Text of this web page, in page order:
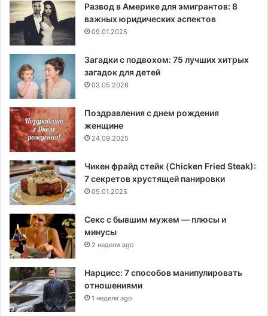
Развод в Америке для эмигрантов: 8
важных юридических аспектов
09.01.2025
Загадки с подвохом: 75 лучших хитрых
загадок для детей
03.05.2026
Поздравления с днем рождения
женщине
24.09.2025
Чикен фрайд стейк (Chicken Fried Steak):
7 секретов хрустящей панировки
05.01.2025
Секс с бывшим мужем — плюсы и
минусы
2 недели ago
Нарцисс: 7 способов манипулировать
отношениями
1 неделя ago